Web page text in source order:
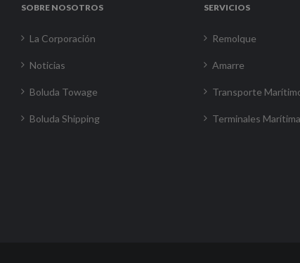
SOBRE NOSOTROS
La Corporación
Noticias
Boluda Towage
Boluda Shipping
SERVICIOS
Remolque
Amarre
Transporte
Terminales